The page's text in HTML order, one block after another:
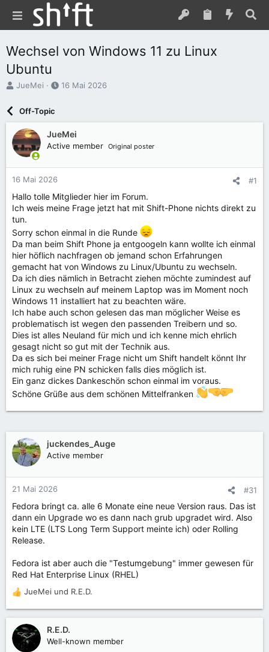
Wechsel von Windows 11 zu Linux
Ubuntu
E
e
l
l
r
JueMei
E
l
l
a
16 Mai 2026
Off-Topic
JueMei
Active member Original poster
16 Mai 2026 #1
Hallo tolle Mitglieder hier im Forum.
Ich weis meine Frage jetzt hat mit Shift-Phone nichts direkt zu
tun.
Sorry schon einmal in die Runde
Da man beim Shift Phone ja entgoogeln kann wollte ich einmal
hier höflich nachfragen ob jemand schon Erfahrungen
gemacht hat von Windows zu Linux/Ubuntu zu wechseln.
Da ich dies nämlich in Betracht ziehen möchte zumindest auf
Linux zu wechseln auf meinem Laptop was im Moment noch
Windows 11 installiert hat zu beachten wäre.
Ich habe auch schon gelesen das man möglicher Weise es
problematisch ist wegen den passenden Treibern und so.
Dies ist alles Neuland für mich und ich kenne mich ehrlich
gesagt nicht so gut mit der Technik aus.
Da es sich bei meiner Frage nicht um Shift handelt könnt Ihr
mich ruhig eine PN schicken falls dies möglich ist.
Ein ganz dickes Dankeschön schon einmal im voraus.
Schöne Grüße aus dem schönen Mittelfranken
juckendes_Auge
Active member
21 Mai 2026 #31
Fedora bringt ca. alle 6 Monate eine neue Version raus. Das ist
dann ein Upgrade wo es dann nach grub upgradet wird. Also
kein LTE (LTS Long Term Support meinte ich) oder Rolling
Release.
Fedora ist aber auch die "Testumgebung" immer gewesen für
Red Hat Enterprise Linux (RHEL)
R
e
a
k
t
JueMei und R.E.D.
R.E.D.
Well-known member